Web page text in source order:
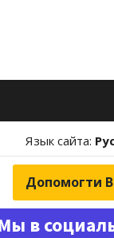
Язык сайта:
Допомогти
в